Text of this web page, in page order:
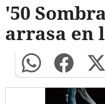
'50
arrasa en